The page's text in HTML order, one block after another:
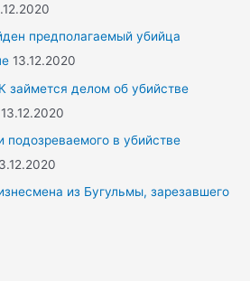
предполагаемый убийца
13.12.2020
займется делом об убийстве
13.12.2020
подозреваемого в убийстве
из Бугульмы, зарезавшего